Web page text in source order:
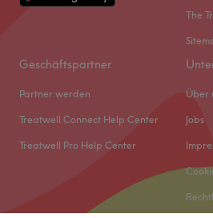
The
Geschäftspartner
Partner werden
Treatwell Connect Help Center
Treatwell Pro Help Center
Über
Jobs